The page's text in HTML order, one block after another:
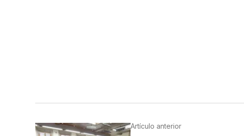
Artículo anterior